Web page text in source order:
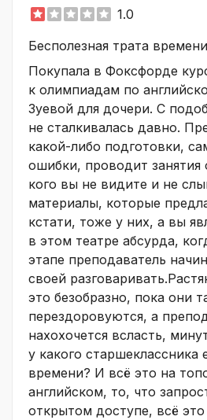
1.0
Бесполезная трата
Покупала в Фоксфорде
к олимпиадам по
Зуевой для дочери. С
не сталкивалась давно.
какой-либо подготовки,
ошибки, проводит занятия
кого вы не видите и не
материалы, которые
кстати, тоже у них, а вы
в этом театре абсурда,
этапе преподаватель
своей
это безобразно, пока они
перездоровуются, а
нахохочется всласть,
у какого старшеклассника
времени? И всё это на
английском, то, что
открытом доступе, всё это